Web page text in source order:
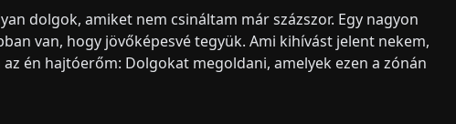
dolgok, amiket nem csináltam már százszor. Egy nagyon
van, hogy jövőképesvé tegyük. Ami kihívást jelent nekem,
én hajtóerőm: Dolgokat megoldani, amelyek ezen a zónán